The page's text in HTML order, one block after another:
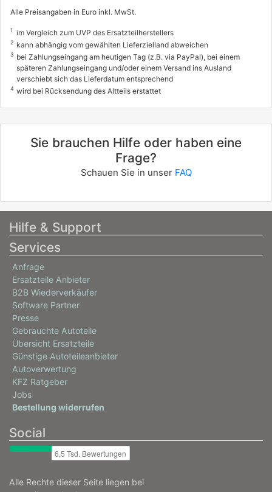
Alle Preisangaben in Euro inkl. MwSt.
1 im Vergleich zum UVP des Ersatzteilherstellers
2 kann abhängig vom gewählten Lieferzielland abweichen
3 bei Zahlungseingang am heutigen Tag (z.B. via PayPal), bei einem
späteren Zahlungseingang und/oder einem Versand ins Ausland
verschiebt sich das Lieferdatum entsprechend
4 wird bei Rücksendung des Altteils erstattet
Sie brauchen Hilfe oder haben eine
Frage?
Schauen Sie in unser FAQ
Hilfe & Support
Services
Anfrage
Ersatzteile Anbieter
B2B Wiederverkäufer
Software Partner
Presse
Gebrauchte Autoteile
Übersicht Ersatzteile
Günstige Autoteileanbieter
Autoverwertung
KFZ Ratgeber
Jobs
Bestellung widerrufen
Social
Alle Rechte dieser Seite liegen bei